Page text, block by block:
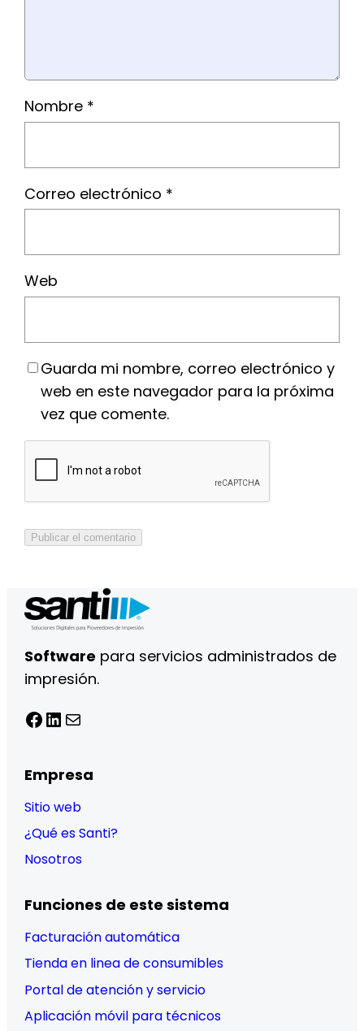
Nombre *
Correo electrónico *
Web
Guarda mi nombre, correo electrónico y
web en este navegador para la próxima
vez que comente.
Software para servicios administrados de
impresión.
Facebook LinkedIn Correo electrónico
Empresa
Sitio web
¿Qué es Santi?
Nosotros
Funciones de este sistema
Facturación automática
Tienda en linea de consumibles
Portal de atención y servicio
Aplicación móvil para técnicos